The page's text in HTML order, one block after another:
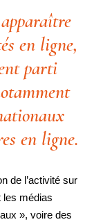
en ligne,
parti
en ligne.
de l’activité sur
les médias
», voire des